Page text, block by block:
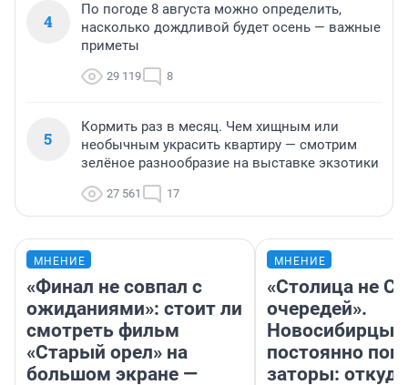
4
По погоде 8 августа можно определить,
насколько дождливой будет осень — важные
приметы
29 119 8
5
Кормить раз в месяц. Чем хищным или
необычным украсить квартиру — смотрим
зелёное разнообразие на выставке экзотики
27 561 17
МНЕНИЕ
«Финал не совпал с
ожиданиями»: стоит ли
смотреть фильм
«Старый орел» на
большом экране —
МНЕНИЕ
«Столица не
очередей».
Новосибирцы
постоянно
заторы: